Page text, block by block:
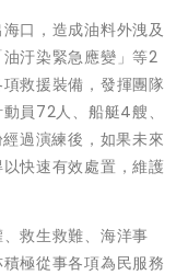
口，造成油料外洩及
汙染緊急應變」等2
救援裝備，發揮團隊
員72人、船艇4艘、
過演練後，如果未來
快速有效處置，維護
救生救難、海洋事
極從事各項為民服務